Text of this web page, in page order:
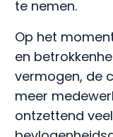
te nemen.
Op het
en
vermogen, de
meer
ontzettend